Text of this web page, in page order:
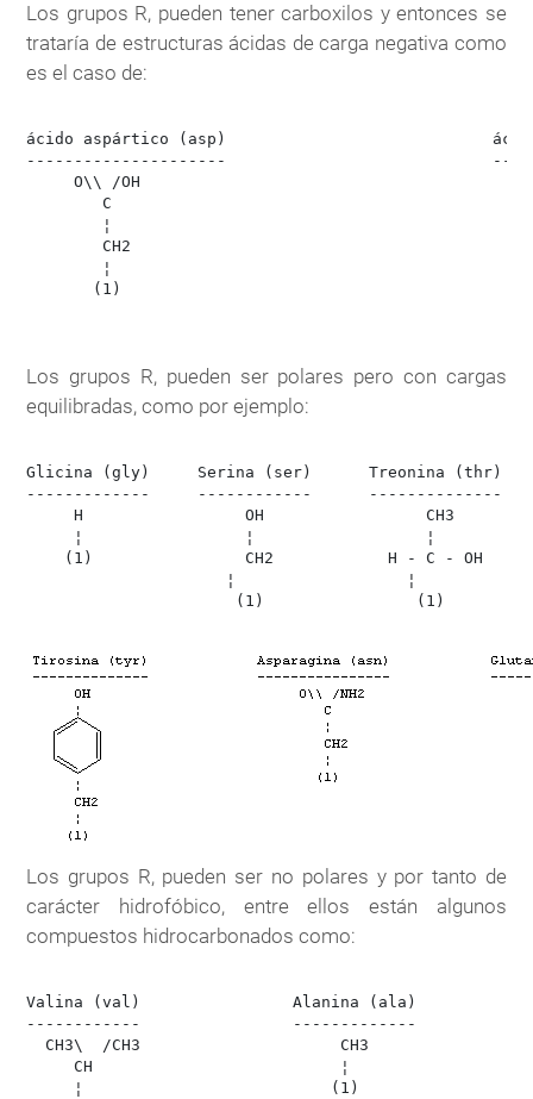
Los grupos R, pueden tener carboxilos y entonces se
trataría de estructuras ácidas de carga negativa como
es el caso de:
ácido aspártico (asp)                            ácido
---------------------
O\\ /OH
C
¦
CH2
¦
(1)
Los grupos R, pueden ser polares pero con cargas
equilibradas, como por ejemplo:
Glicina (gly)     Serina (ser)      Treonina (thr)
-------------     ------------      --------------
H                 OH                 CH3
¦                 ¦                  ¦
(1)                CH2            H - C - OH
(1)                (1)
Los grupos R, pueden ser no polares y por tanto de
carácter hidrofóbico, entre ellos están algunos
compuestos hidrocarbonados como:
Valina (val)                Alanina (ala)
------------                -------------
CH3\  /CH3                     CH3
CH                          ¦
¦                          (1)